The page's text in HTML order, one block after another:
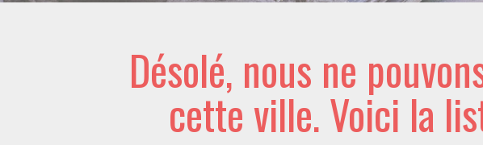
Désolé, nous ne
cette ville. Voici la